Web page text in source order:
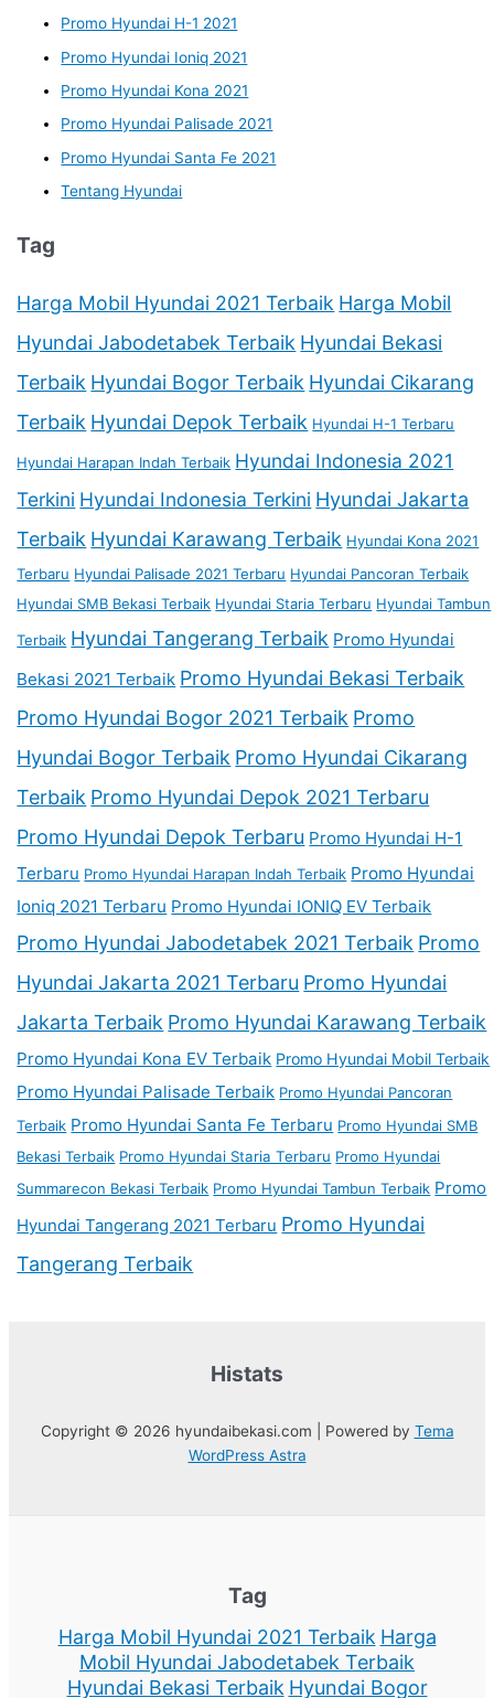
Promo Hyundai H-1 2021
Promo Hyundai Ioniq 2021
Promo Hyundai Kona 2021
Promo Hyundai Palisade 2021
Promo Hyundai Santa Fe 2021
Tentang Hyundai
Tag
Harga Mobil Hyundai 2021 Terbaik Harga Mobil
Hyundai Jabodetabek Terbaik Hyundai Bekasi
Terbaik Hyundai Bogor Terbaik Hyundai Cikarang
Terbaik Hyundai Depok Terbaik Hyundai H-1 Terbaru
Hyundai Harapan Indah Terbaik Hyundai Indonesia 2021
Terkini Hyundai Indonesia Terkini Hyundai Jakarta
Terbaik Hyundai Karawang Terbaik Hyundai Kona 2021
Terbaru Hyundai Palisade 2021 Terbaru Hyundai Pancoran Terbaik
Hyundai SMB Bekasi Terbaik Hyundai Staria Terbaru Hyundai Tambun
Terbaik Hyundai Tangerang Terbaik Promo Hyundai
Bekasi 2021 Terbaik Promo Hyundai Bekasi Terbaik
Promo Hyundai Bogor 2021 Terbaik Promo
Hyundai Bogor Terbaik Promo Hyundai Cikarang
Terbaik Promo Hyundai Depok 2021 Terbaru
Promo Hyundai Depok Terbaru Promo Hyundai H-1
Terbaru Promo Hyundai Harapan Indah Terbaik Promo Hyundai
Ioniq 2021 Terbaru Promo Hyundai IONIQ EV Terbaik
Promo Hyundai Jabodetabek 2021 Terbaik Promo
Hyundai Jakarta 2021 Terbaru Promo Hyundai
Jakarta Terbaik Promo Hyundai Karawang Terbaik
Promo Hyundai Kona EV Terbaik Promo Hyundai Mobil Terbaik
Promo Hyundai Palisade Terbaik Promo Hyundai Pancoran
Terbaik Promo Hyundai Santa Fe Terbaru Promo Hyundai SMB
Bekasi Terbaik Promo Hyundai Staria Terbaru Promo Hyundai
Summarecon Bekasi Terbaik Promo Hyundai Tambun Terbaik Promo
Hyundai Tangerang 2021 Terbaru Promo Hyundai
Tangerang Terbaik
Histats
Copyright © 2026 hyundaibekasi.com | Powered by Tema
WordPress Astra
Tag
Harga Mobil Hyundai 2021 Terbaik Harga
Mobil Hyundai Jabodetabek Terbaik
Hyundai Bekasi Terbaik Hyundai Bogor